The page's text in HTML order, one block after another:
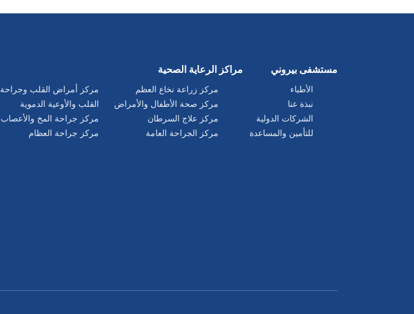
مستشفى بيروني
الأطباء
نبذة عنا
الشركات الدولية
للتأمين والمساعدة
مراكز الرعاية الصحية
مركز زراعة نخاع العظم
مركز صحة الأطفال والأمراض
مركز علاج السرطان
مركز الجراحة العامة
مركز أمراض القلب وجراحة
القلب والأوعية الدموية
مركز جراحة المخ والأعصاب
مركز جراحة العظام